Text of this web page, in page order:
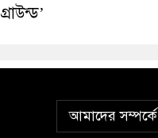
গ্রাউন্ড’
আমাদের সম্পর্কে